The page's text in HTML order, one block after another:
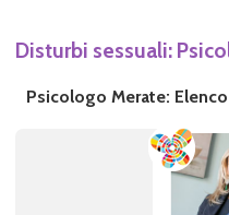
Disturbi sessuali:
Psicologo Merate: